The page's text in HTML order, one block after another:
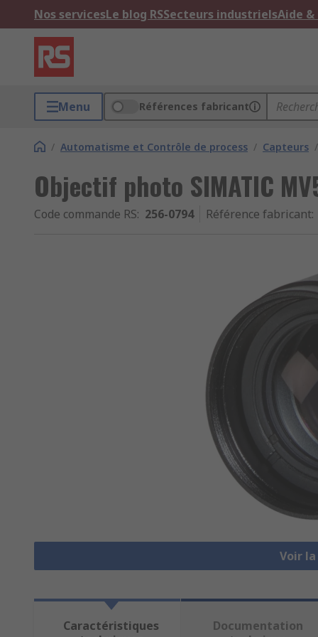
Nos servicesLe blog RSSecteurs industrielsAide
Menu Références fabricant
/ Automatisme et Contrôle de process / Capteurs /
Objectif photo SIMATIC
Code commande RS: 256-0794 Référence fabricant:
Voir
Caractéristiques
Documentation